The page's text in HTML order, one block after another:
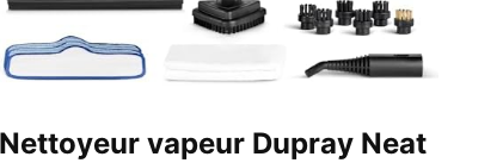
Nettoyeur vapeur Dupray Neat